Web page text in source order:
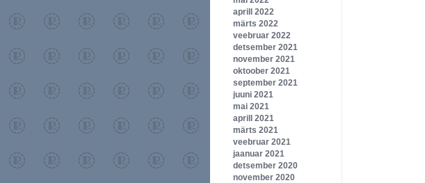
aprill 2022
märts 2022
veebruar 2022
detsember 2021
november 2021
oktoober 2021
september 2021
juuni 2021
mai 2021
aprill 2021
märts 2021
veebruar 2021
jaanuar 2021
detsember 2020
november 2020